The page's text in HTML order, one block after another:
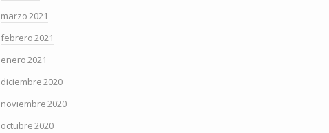
marzo 2021
febrero 2021
enero 2021
diciembre 2020
noviembre 2020
octubre 2020